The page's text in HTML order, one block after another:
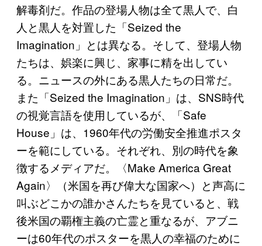
解毒剤だ。作品の登場人物は全て黒人で、白
人と黒人を対置した「Seized the
Imagination」とは異なる。そして、登場人物
たちは、娯楽に興じ、家事に精を出してい
る。ニュースの外にある黒人たちの日常だ。
また「Seized the Imagination」は、SNS時代
の視覚言語を使用しているが、「Safe
House」は、1960年代の労働安全推進ポスタ
ーを範にしている。それぞれ、別の時代を象
徴するメディアだ。〈Make America Great
Again〉（米国を再び偉大な国家へ）と声高に
叫ぶどこかの誰かさんたちを見ていると、戦
後米国の覇権主義の亡霊と重なるが、アブニ
ーは60年代のポスターを黒人の幸福のために